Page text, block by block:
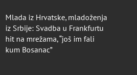
Mlada iz Hrvatske, mladoženja
iz Srbije: Svadba u Frankfurtu
hit na mrežama, “još im fali
kum Bosanac”